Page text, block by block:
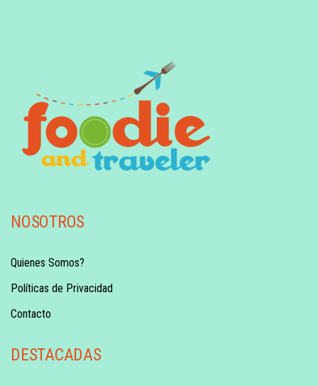
NOSOTROS
Quienes Somos?
Políticas de Privacidad
Contacto
DESTACADAS